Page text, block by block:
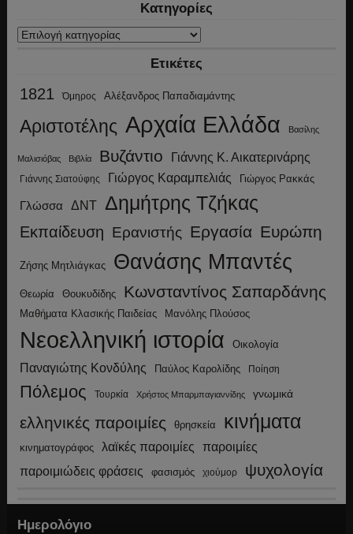
Κατηγορίες
Κατηγορίες
Ετικέτες
1821 Όμηρος Αλέξανδρος Παπαδιαμάντης
Αριστοτέλης Αρχαία Ελλάδα Βασίλης
Μαλισιόβας Βιβλία Βυζάντιο Γιάννης Κ. Αικατερινάρης
Γιάννης Σιατούφης Γιώργος Καραμπελιάς Γιώργος Ρακκάς
Γλώσσα ΔΝΤ Δημήτρης Τζήκας
Εκπαίδευση Ερανιστής Εργασία Ευρώπη
Ζήσης Μητλιάγκας Θανάσης Μπαντές
Θεωρία Θουκυδίδης Κωνσταντίνος Σαπαρδάνης
Μαθήματα Κλασικής Παιδείας Μανόλης Πλούσος
Νεοελληνική ιστορία Οικολογία
Παναγιώτης Κονδύλης Παύλος Καρολίδης Ποίηση
Πόλεμος Τουρκία Χρήστος Μπαρμπαγιαννίδης γνωμικά
ελληνικές παροιμίες θρησκεία κινήματα
κινηματογράφος λαϊκές παροιμίες παροιμίες
παροιμιώδεις φράσεις φασισμός χιούμορ ψυχολογία
Ημερολόγιο